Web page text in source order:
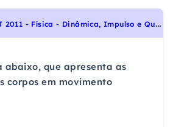
U
ERJ 2011 - Física - Dinâmica, Impulso e Quantidade de Movimento
abaixo, que apresenta as
corpos em movimento